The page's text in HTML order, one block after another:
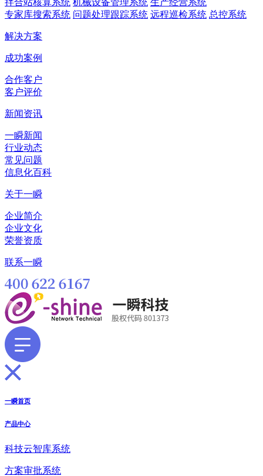
拌合站核算系统 机械设备管理系统 生产经营系统
专家库搜索系统 问题处理跟踪系统 远程巡检系统 总控系统
解决方案
成功案例
合作客户
客户评价
新闻资讯
一瞬新闻
行业动态
常见问题
信息化百科
关于一瞬
企业简介
企业文化
荣誉资质
联系一瞬
一瞬首页
产品中心
科技云智库系统
方案审批系统